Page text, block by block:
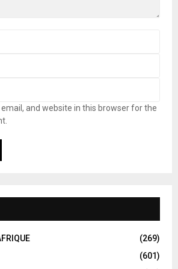
and website in this browser for the
(269)
(601)